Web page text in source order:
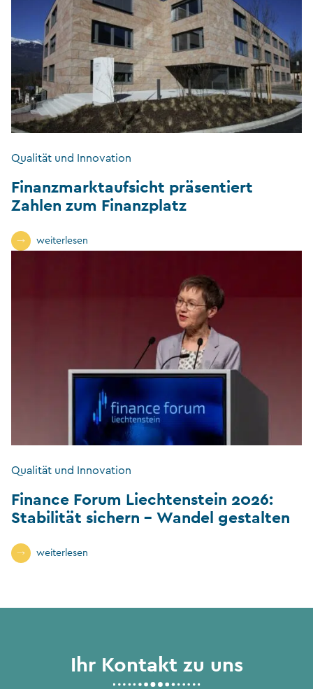
Qualität und Innovation
Finanzmarktaufsicht präsentiert
Zahlen zum Finanzplatz
weiterlesen
Qualität und Innovation
Finance Forum Liechtenstein 2026:
Stabilität sichern – Wandel gestalten
weiterlesen
Ihr Kontakt zu uns